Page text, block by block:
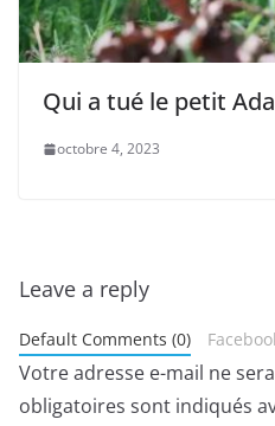
Qui a tué le petit
octobre 4, 2023
Leave a reply
Default Comments (0)
Votre adresse e-mail ne
obligatoires sont indiqués